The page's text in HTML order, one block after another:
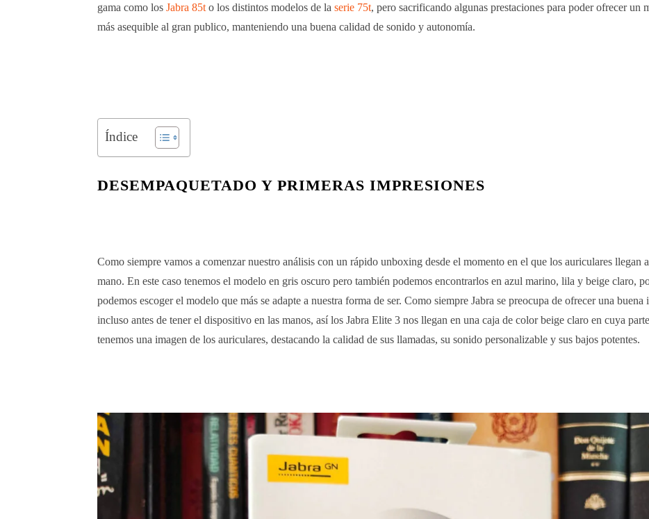
gama como los Jabra 85t o los distintos modelos de la serie 75t, pero sacrificando algunas prestaciones para poder ofrecer un
más asequible al gran publico, manteniendo una buena calidad de sonido y autonomía.
Índice
DESEMPAQUETADO Y PRIMERAS IMPRESIONES
Como siempre vamos a comenzar nuestro análisis con un rápido unboxing desde el momento en el que los auriculares llegan
mano. En este caso tenemos el modelo en gris oscuro pero también podemos encontrarlos en azul marino, lila y beige claro,
podemos escoger el modelo que más se adapte a nuestra forma de ser. Como siempre Jabra se preocupa de ofrecer una buena
incluso antes de tener el dispositivo en las manos, así los Jabra Elite 3 nos llegan en una caja de color beige claro en cuya
tenemos una imagen de los auriculares, destacando la calidad de sus llamadas, su sonido personalizable y sus bajos potentes.